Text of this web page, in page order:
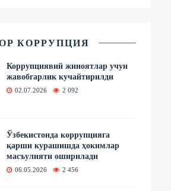
КОРРУПЦИЯ
Коррупциявий жиноятлар учун
жавобгарлик кучайтирилди
02.07.2026 2 092
Ўзбекистонда коррупцияга
қарши курашишда ҳокимлар
масъулияти оширилади
06.05.2026 2 456